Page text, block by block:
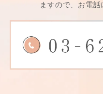
ますので、お電話